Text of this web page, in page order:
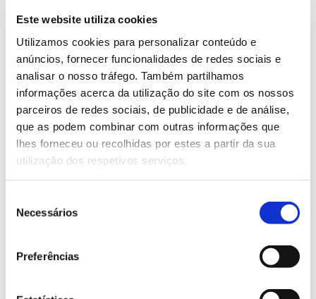
Este website utiliza cookies
Utilizamos cookies para personalizar conteúdo e
anúncios, fornecer funcionalidades de redes sociais e
analisar o nosso tráfego. Também partilhamos
informações acerca da utilização do site com os nossos
parceiros de redes sociais, de publicidade e de análise,
que as podem combinar com outras informações que
lhes forneceu ou recolhidas por estes a partir da sua
utilização dos respetivos serviços.
Necessários
Preferências
Saiba mais sobre esta atividade
13.07.2026
Genoma do priolo e de outras espécies em risco:
conhecer para conservar
Registar galhas de Trichi em acácia-das-espigas: